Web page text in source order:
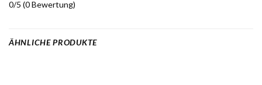
0/5 (0 Bewertung)
ÄHNLICHE PRODUKTE